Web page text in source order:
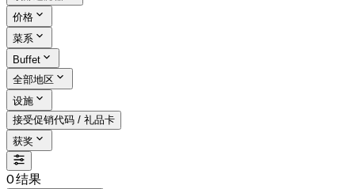
价格
菜系
Buffet
全部地区
设施
接受促销代码 / 礼品卡
获奖
0 结果